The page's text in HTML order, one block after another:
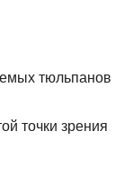
тюльпанов
точки зрения